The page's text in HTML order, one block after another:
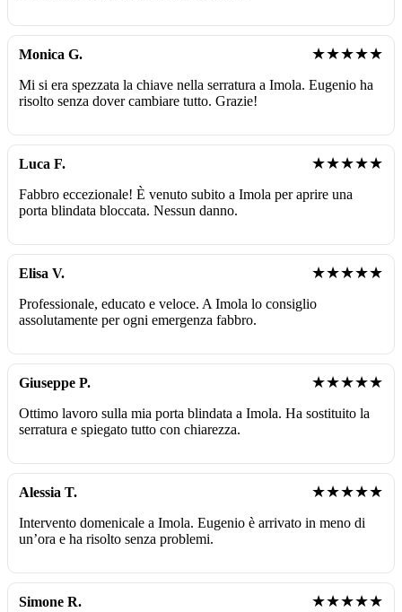
Monica G. ★★★★★
Mi si era spezzata la chiave nella serratura a Imola. Eugenio ha
risolto senza dover cambiare tutto. Grazie!
Luca F. ★★★★★
Fabbro eccezionale! È venuto subito a Imola per aprire una
porta blindata bloccata. Nessun danno.
Elisa V. ★★★★★
Professionale, educato e veloce. A Imola lo consiglio
assolutamente per ogni emergenza fabbro.
Giuseppe P. ★★★★★
Ottimo lavoro sulla mia porta blindata a Imola. Ha sostituito la
serratura e spiegato tutto con chiarezza.
Alessia T. ★★★★★
Intervento domenicale a Imola. Eugenio è arrivato in meno di
un’ora e ha risolto senza problemi.
Simone R. ★★★★★